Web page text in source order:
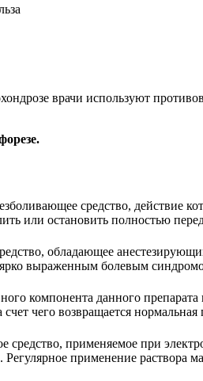
врачи используют
средство, действие
или остановить полностью
обладающее
выраженным болевым
компонента данного
счет чего возвращается
средство, применяемое при
Регулярное применение раствора